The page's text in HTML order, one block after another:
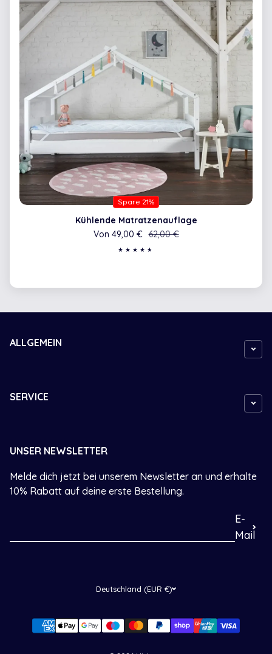
Spare 21%
Kühlende Matratzenauflage
Verkaufspreis
Von 49,00 €Regulärer Preis
62,00 €
ALLGEMEIN
SERVICE
UNSER NEWSLETTER
Melde dich jetzt bei unserem Newsletter an und erhalte
10% Rabatt auf deine erste Bestellung.
E-
Mail
Zahlungsarten
Deutschland (EUR €)